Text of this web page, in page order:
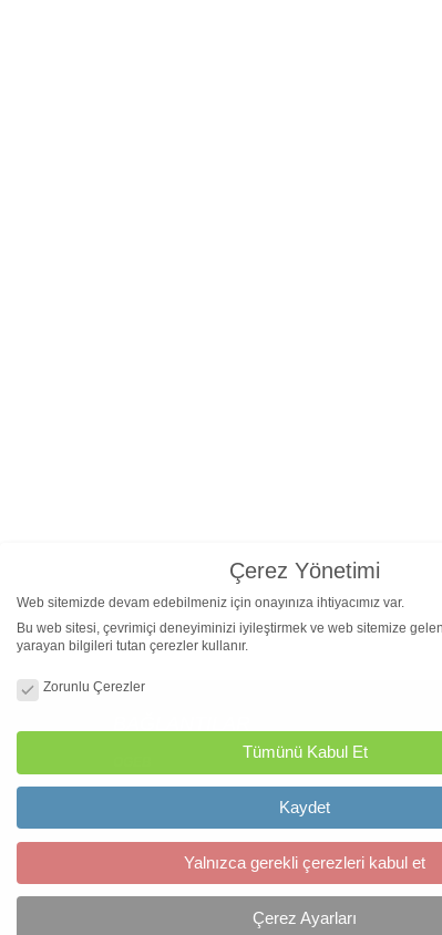
Çerez Yönetimi
Web sitemizde devam edebilmeniz için onayınıza ihtiyacımız var.
Bu web sitesi, çevrimiçi deneyiminizi iyileştirmek ve web sitemize
yarayan bilgileri tutan çerezler kullanır.
Zorunlu Çerezler
Tümünü Kabul Et
Kaydet
Yalnızca gerekli çerezleri kabul et
Çerez Ayarları